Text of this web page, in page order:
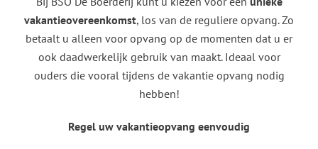
vakantieovereenkomst, los van de reguliere opvang. Zo
betaalt u alleen voor opvang op de momenten dat u er
ook daadwerkelijk gebruik van maakt. Ideaal voor
ouders die vooral tijdens de vakantie opvang nodig
hebben!
Regel uw vakantieopvang eenvoudig